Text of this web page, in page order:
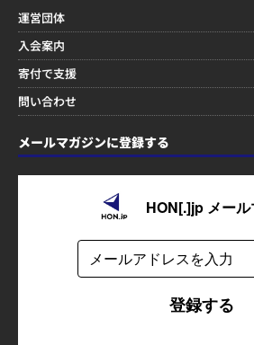
運営団体
入会案内
寄付で支援
問い合わせ
メールマガジンに登録する